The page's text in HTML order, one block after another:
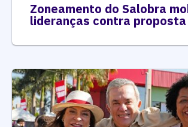
Zoneamento do Salobra
lideranças contra